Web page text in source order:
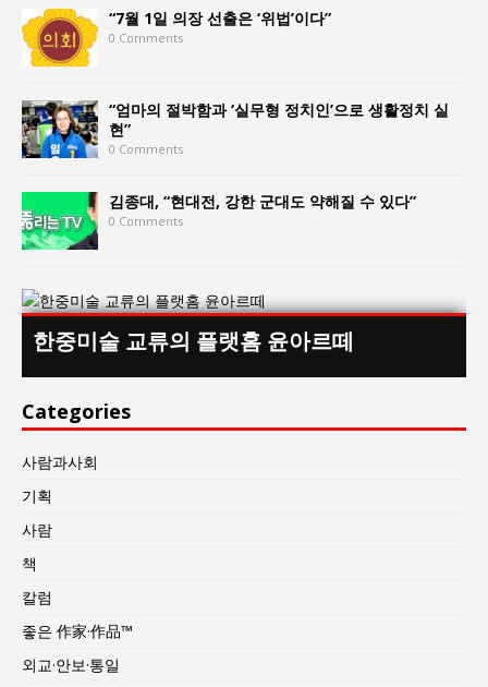
“7월 1일 의장 선출은 ‘위법’이다”
0 Comments
“엄마의 절박함과 ‘실무형 정치인’으로 생활정치 실
현”
0 Comments
김종대, “현대전, 강한 군대도 약해질 수 있다”
0 Comments
한중미술 교류의 플랫홈 윤아르떼
Categories
사람과사회
기획
사람
책
칼럼
좋은 作家·作品™
외교·안보·통일